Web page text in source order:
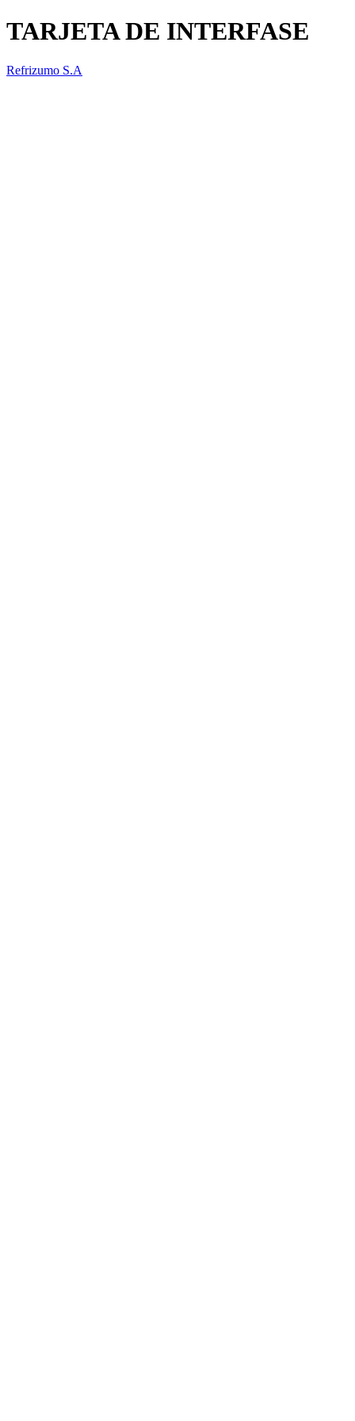
TARJETA DE INTERFASE
Refrizumo S.A